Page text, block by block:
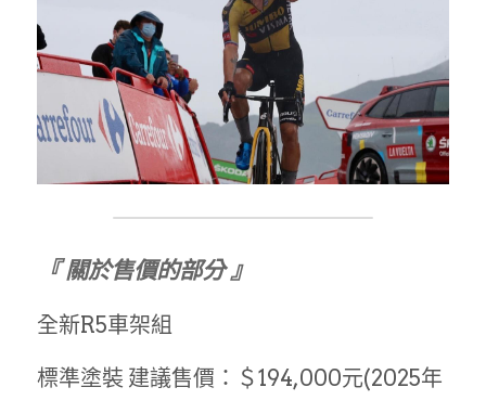
『 關於售價的部分 』
全新R5車架組
標準塗裝 建議售價：＄194,000元(2025年